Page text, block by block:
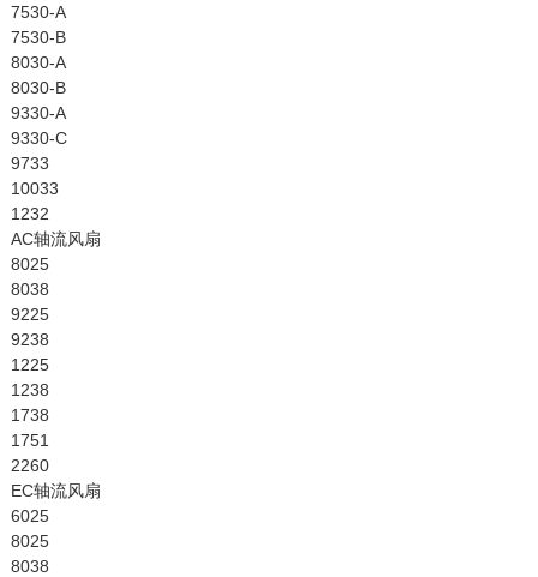
7530-A
7530-B
8030-A
8030-B
9330-A
9330-C
9733
10033
1232
AC轴流风扇
8025
8038
9225
9238
1225
1238
1738
1751
2260
EC轴流风扇
6025
8025
8038